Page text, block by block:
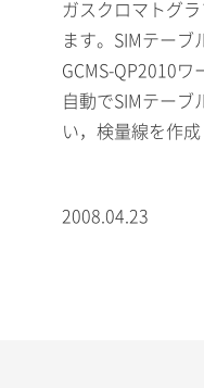
ガスクロマトグ
ます。SIMテーブ
GCMS-QP2010
自動でSIMテーブ
い，検量線を作成
2008.04.23